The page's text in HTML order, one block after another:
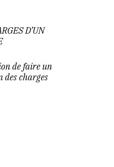
D’UN
de faire un
charges